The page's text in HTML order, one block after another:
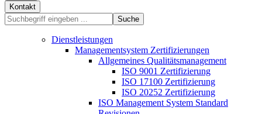
Kontakt
Suche
Dienstleistungen
Managementsystem Zertifizierungen
Allgemeines Qualitätsmanagement
ISO 9001 Zertifizierung
ISO 17100 Zertifizierung
ISO 20252 Zertifizierung
ISO Management System Standard